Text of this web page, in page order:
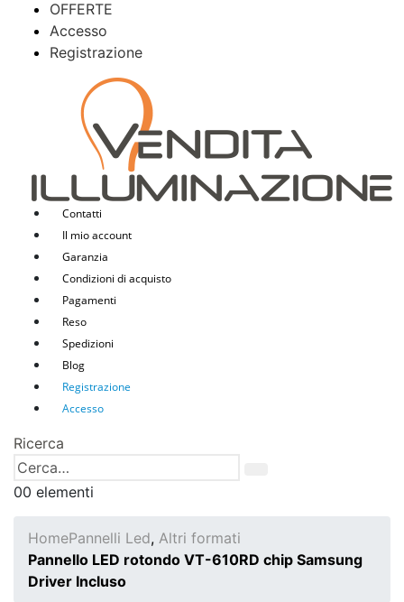
OFFERTE
Accesso
Registrazione
Contatti
Il mio account
Garanzia
Condizioni di acquisto
Pagamenti
Reso
Spedizioni
Blog
Registrazione
Accesso
Ricerca
00 elementi
HomePannelli Led, Altri formati
Pannello LED rotondo VT-610RD chip Samsung
Driver Incluso